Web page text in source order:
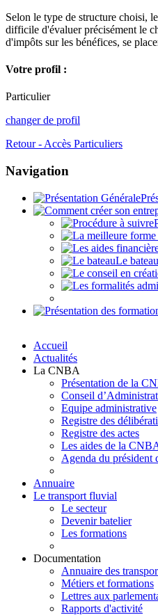
Selon le type de structure choisi,
difficile d'évaluer précisément le
d'impôts sur les bénéfices, se
Votre profil :
Particulier
changer de profil
Retour - Accès Particuliers
Navigation
Le bateau
Accueil
Actualités
La CNBA
Présentation de la
Conseil
Equipe administrative
Registre des
Registre des actes
Les aides de la
Agenda du président
Annuaire
Le transport fluvial
Le secteur
Devenir batelier
Les formations
Documentation
Annuaire des
Métiers et formations
Lettres aux
Rapports d'activité